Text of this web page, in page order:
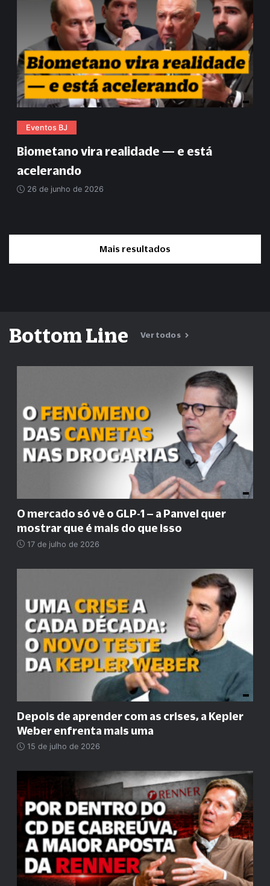
Eventos BJ
Biometano vira realidade — e está
acelerando
26 de junho de 2026
Mais resultados
Bottom Line Ver todos
O mercado só vê o GLP-1 – a Panvel quer
mostrar que é mais do que isso
17 de julho de 2026
Depois de aprender com as crises, a Kepler
Weber enfrenta mais uma
15 de julho de 2026